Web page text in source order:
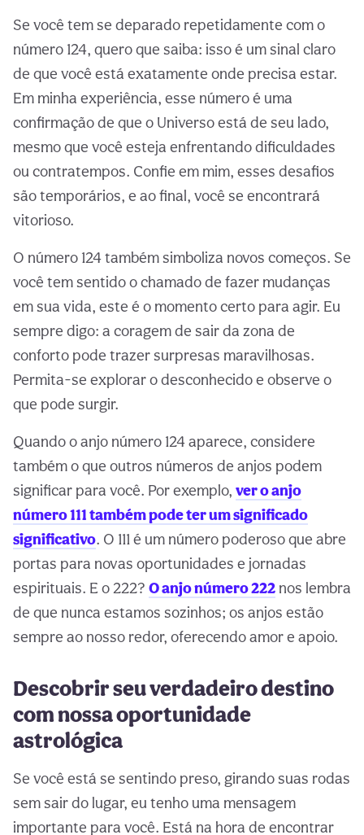
Se você tem se deparado repetidamente com o
número 124, quero que saiba: isso é um sinal claro
de que você está exatamente onde precisa estar.
Em minha experiência, esse número é uma
confirmação de que o Universo está de seu lado,
mesmo que você esteja enfrentando dificuldades
ou contratempos. Confie em mim, esses desafios
são temporários, e ao final, você se encontrará
vitorioso.
O número 124 também simboliza novos começos. Se
você tem sentido o chamado de fazer mudanças
em sua vida, este é o momento certo para agir. Eu
sempre digo: a coragem de sair da zona de
conforto pode trazer surpresas maravilhosas.
Permita-se explorar o desconhecido e observe o
que pode surgir.
Quando o anjo número 124 aparece, considere
também o que outros números de anjos podem
significar para você. Por exemplo, ver o anjo
número 111 também pode ter um significado
significativo. O 111 é um número poderoso que abre
portas para novas oportunidades e jornadas
espirituais. E o 222? O anjo número 222 nos lembra
de que nunca estamos sozinhos; os anjos estão
sempre ao nosso redor, oferecendo amor e apoio.
Descobrir seu verdadeiro destino
com nossa oportunidade
astrológica
Se você está se sentindo preso, girando suas rodas
sem sair do lugar, eu tenho uma mensagem
importante para você. Está na hora de encontrar